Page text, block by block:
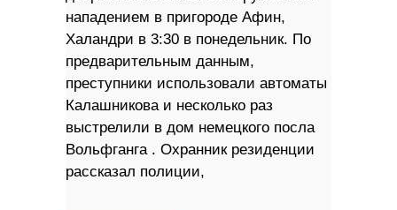
нападением в пригороде Афин,
Халандри в 3:30 в понедельник. По
предварительным данным,
преступники использовали автоматы
Калашникова и несколько раз
выстрелили в дом немецкого посла
Вольфганга . Охранник резиденции
рассказал полиции,